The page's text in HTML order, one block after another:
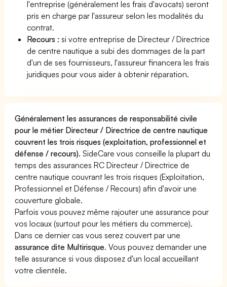
l'entreprise (généralement les frais d'avocats) seront
pris en charge par l'assureur selon les modalités du
contrat.
Recours : si votre entreprise de Directeur / Directrice
de centre nautique a subi des dommages de la part
d'un de ses fournisseurs, l'assureur financera les frais
juridiques pour vous aider à obtenir réparation.
Généralement les assurances de responsabilité civile
pour le métier Directeur / Directrice de centre nautique
couvrent les trois risques (exploitation, professionnel et
défense / recours). SideCare vous conseille la plupart du
temps des assurances RC Directeur / Directrice de
centre nautique couvrant les trois risques (Exploitation,
Professionnel et Défense / Recours) afin d'avoir une
couverture globale.
Parfois vous pouvez même rajouter une assurance pour
vos locaux (surtout pour les métiers du commerce).
Dans ce dernier cas vous serez couvert par une
assurance dite Multirisque. Vous pouvez demander une
telle assurance si vous disposez d'un local accueillant
votre clientèle.